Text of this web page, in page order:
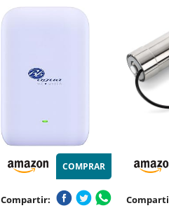
Toda la Casa con Carcasa
de Acero Inoxidable, Funda
del
ósmosis
240V,
COMPRAR
Compartir: